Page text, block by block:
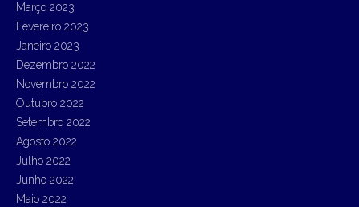
Março 2023
Fevereiro 2023
Janeiro 2023
Dezembro 2022
Novembro 2022
Outubro 2022
Setembro 2022
Agosto 2022
Julho 2022
Junho 2022
Maio 2022